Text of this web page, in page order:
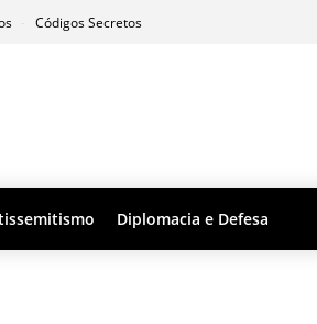
Códigos Secretos
Diplomacia e Defesa